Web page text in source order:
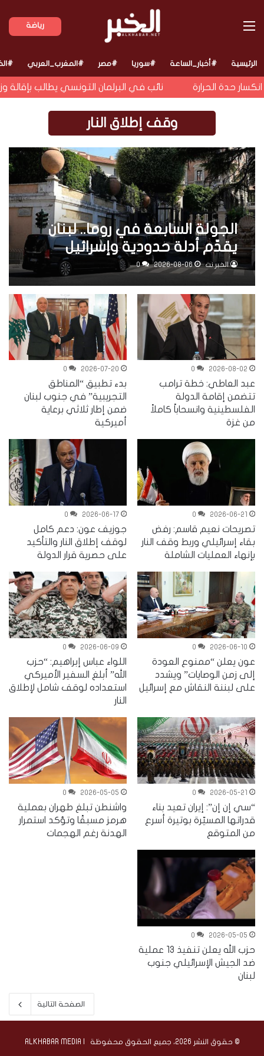
رياضة القائمة
الرئيسية #أخبار_الساعة #سوريا #مصر #المغرب_العربي
حدة الحرارة نائب في البرلمان التونسي يطالب بإقالة
وقف إطلاق النار
الجولة السابعة في روما.. لبنان
يقدّم أدلة حدودية وإسرائيل
ترفض منطقتي الخيام وبنت جبيل
الخبر.نت 2026-08-06
0
2026-08-02
0
عبد العاطي: خطة ترامب
تتضمن إقامة الدولة
الفلسطينية وانسحاباً كاملاً
من غزة
2026-07-20
0
بدء تطبيق “المناطق
التجريبية” في جنوب لبنان
ضمن إطار ثلاثي برعاية
أميركية
2026-06-21
0
تصريحات نعيم قاسم: رفض
بقاء إسرائيلي وربط وقف النار
بإنهاء العمليات الشاملة
2026-06-17
0
جوزيف عون: دعم كامل
لوقف إطلاق النار والتأكيد
على حصرية قرار الدولة
2026-06-10
0
عون يعلن “ممنوع العودة
إلى زمن الوصايات” ويشدد
على لبننة النقاش مع إسرائيل
2026-06-09
0
اللواء عباس إبراهيم: “حزب
الله” أبلغ السفير الأميركي
استعداده لوقف شامل لإطلاق
النار
2026-05-21
0
“سي إن إن”: إيران تعيد بناء
قدراتها المسيّرة بوتيرة أسرع
من المتوقع
2026-05-05
0
واشنطن تبلغ طهران بعملية
هرمز مسبقًا وتؤكد استمرار
الهدنة رغم الهجمات
2026-05-05
0
حزب الله يعلن تنفيذ 13 عملية
ضد الجيش الإسرائيلي جنوب
لبنان
الصفحة التالية
© حقوق النشر 2026، جميع الحقوق محفوظة | ALKHABAR MEDIA